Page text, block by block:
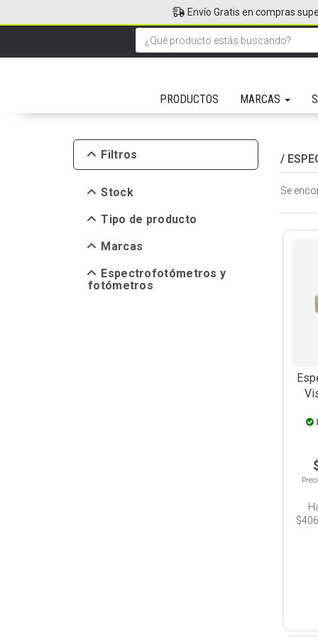
PRODUCTOS MARCAS
Envío Gratis en compras
Filtros
Stock
Tipo de producto
Marcas
Espectrofotómetros y
fotómetros
/
Se